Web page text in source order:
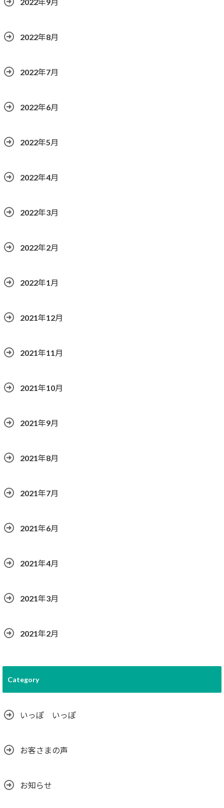
2022年9月
2022年8月
2022年7月
2022年6月
2022年5月
2022年4月
2022年3月
2022年2月
2022年1月
2021年12月
2021年11月
2021年10月
2021年9月
2021年8月
2021年7月
2021年6月
2021年4月
2021年3月
2021年2月
Category
いっぽ いっぽ
お客さまの声
お知らせ